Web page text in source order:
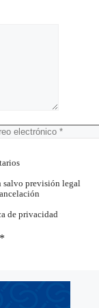
salvo previsión legal
de privacidad
*